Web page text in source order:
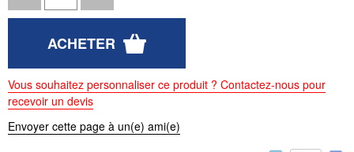
Vous souhaitez personnaliser ce produit ? Contactez-nous pour
recevoir un devis
Envoyer cette page à un(e) ami(e)